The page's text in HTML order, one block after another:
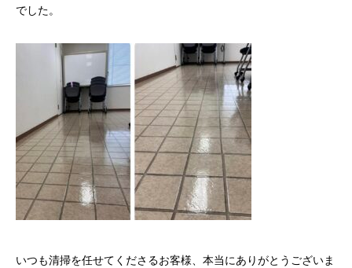
でした。
いつも清掃を任せてくださるお客様、本当にありがとうございま